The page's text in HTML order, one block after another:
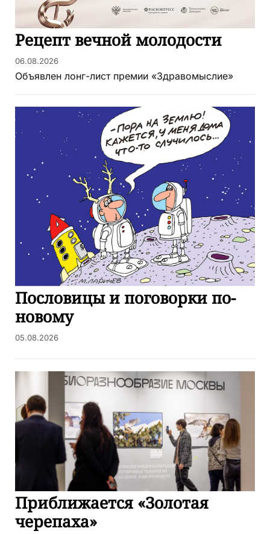
Рецепт вечной молодости
06.08.2026
Объявлен лонг-лист премии «Здравомыслие»
Пословицы и поговорки по-
новому
05.08.2026
Приближается «Золотая
черепаха»